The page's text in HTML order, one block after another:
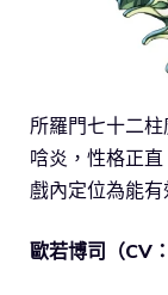
所羅門七十二
唅炎，性格正
戲內定位為能
歐若博司（CV